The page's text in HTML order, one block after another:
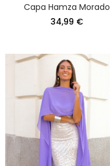
Capa Hamza Morado
34,99 €